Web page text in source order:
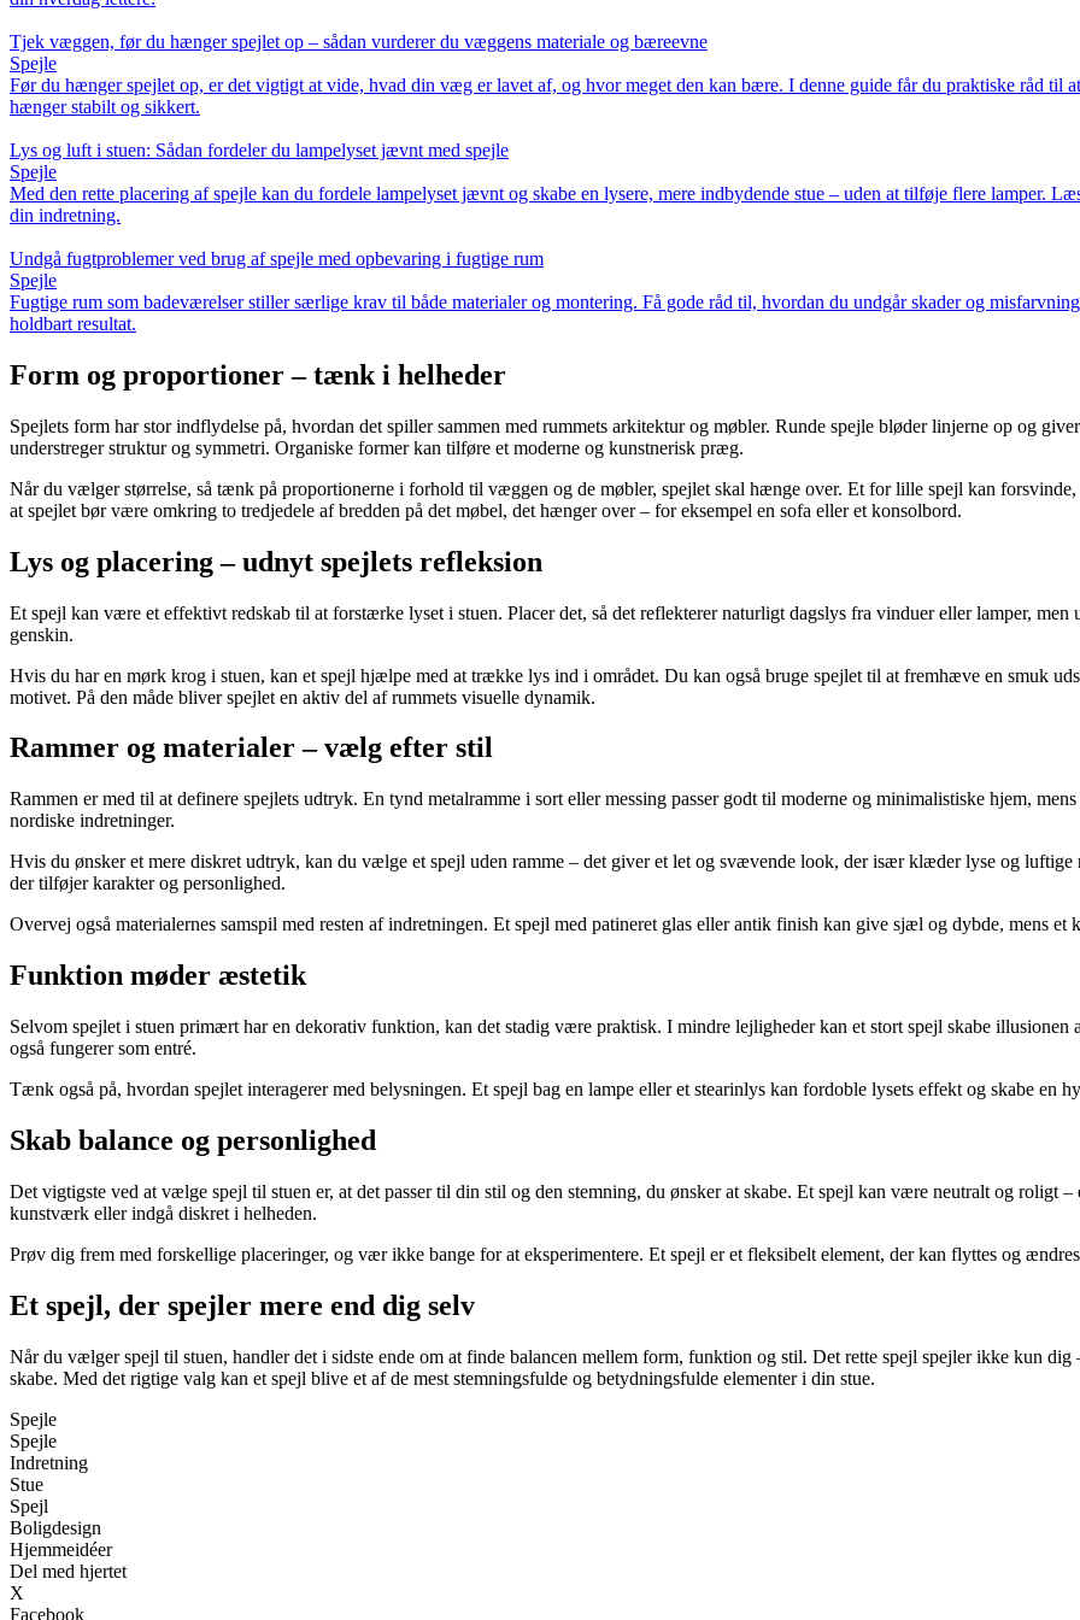
Tjek væggen, før du hænger spejlet op – sådan vurderer du væggens materiale og bæreevne
Spejle
Før du hænger spejlet op, er det vigtigt at vide, hvad din væg er lavet af, og hvor meget den kan bære. I denne guide får du praktiske råd til
hænger stabilt og sikkert.
Lys og luft i stuen: Sådan fordeler du lampelyset jævnt med spejle
Spejle
Med den rette placering af spejle kan du fordele lampelyset jævnt og skabe en lysere, mere indbydende stue – uden at tilføje flere lamper.
din indretning.
Undgå fugtproblemer ved brug af spejle med opbevaring i fugtige rum
Spejle
Fugtige rum som badeværelser stiller særlige krav til både materialer og montering. Få gode råd til, hvordan du undgår skader og
holdbart resultat.
Form og proportioner – tænk i helheder
Spejlets form har stor indflydelse på, hvordan det spiller sammen med rummets arkitektur og møbler. Runde spejle bløder linjerne op og
understreger struktur og symmetri. Organiske former kan tilføre et moderne og kunstnerisk præg.
Når du vælger størrelse, så tænk på proportionerne i forhold til væggen og de møbler, spejlet skal hænge over. Et for lille spejl kan
at spejlet bør være omkring to tredjedele af bredden på det møbel, det hænger over – for eksempel en sofa eller et konsolbord.
Lys og placering – udnyt spejlets refleksion
Et spejl kan være et effektivt redskab til at forstærke lyset i stuen. Placer det, så det reflekterer naturligt dagslys fra vinduer eller lamper,
genskin.
Hvis du har en mørk krog i stuen, kan et spejl hjælpe med at trække lys ind i området. Du kan også bruge spejlet til at fremhæve en smuk
motivet. På den måde bliver spejlet en aktiv del af rummets visuelle dynamik.
Rammer og materialer – vælg efter stil
Rammen er med til at definere spejlets udtryk. En tynd metalramme i sort eller messing passer godt til moderne og minimalistiske hjem,
nordiske indretninger.
Hvis du ønsker et mere diskret udtryk, kan du vælge et spejl uden ramme – det giver et let og svævende look, der især klæder lyse og luftige
der tilføjer karakter og personlighed.
Overvej også materialernes samspil med resten af indretningen. Et spejl med patineret glas eller antik finish kan give sjæl og dybde, mens
Funktion møder æstetik
Selvom spejlet i stuen primært har en dekorativ funktion, kan det stadig være praktisk. I mindre lejligheder kan et stort spejl skabe
også fungerer som entré.
Tænk også på, hvordan spejlet interagerer med belysningen. Et spejl bag en lampe eller et stearinlys kan fordoble lysets effekt og skabe en
Skab balance og personlighed
Det vigtigste ved at vælge spejl til stuen er, at det passer til din stil og den stemning, du ønsker at skabe. Et spejl kan være neutralt og roligt
kunstværk eller indgå diskret i helheden.
Prøv dig frem med forskellige placeringer, og vær ikke bange for at eksperimentere. Et spejl er et fleksibelt element, der kan flyttes og
Et spejl, der spejler mere end dig selv
Når du vælger spejl til stuen, handler det i sidste ende om at finde balancen mellem form, funktion og stil. Det rette spejl spejler ikke kun dig
skabe. Med det rigtige valg kan et spejl blive et af de mest stemningsfulde og betydningsfulde elementer i din stue.
Spejle
Spejle
Indretning
Stue
Spejl
Boligdesign
Hjemmeidéer
Del med hjertet
X
Facebook